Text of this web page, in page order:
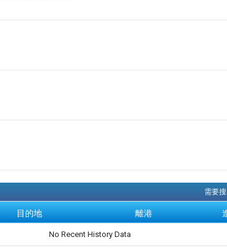
需要
目的地 離港
No Recent History Data